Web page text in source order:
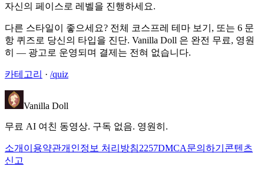
자신의 페이스로 레벨을 진행하세요.
다른 스타일이 좋으세요? 전체 코스프레 테마 보기, 또는 6 문
항 퀴즈로 당신의 타입을 진단. Vanilla Doll 은 완전 무료, 영원
히 — 광고로 운영되며 결제는 전혀 없습니다.
카테고리 · /quiz
Vanilla Doll
무료 AI 여친 동영상. 구독 없음. 영원히.
소개 이용약관개인정보 처리방침2257DMCA문의하기 콘텐츠
신고